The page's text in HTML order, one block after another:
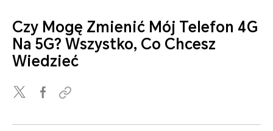
Czy Mogę Zmienić Mój Telefon 4G
Na 5G? Wszystko, Co Chcesz
Wiedzieć